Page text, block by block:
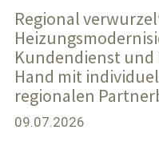
Regional
Kundendienst und
Hand mit
regionalen
09.07.2026